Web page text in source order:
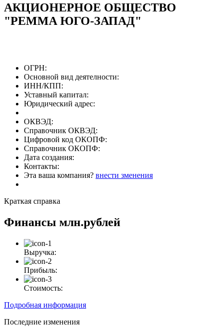
АКЦИОНЕРНОЕ ОБЩЕСТВО
"РЕММА ЮГО-ЗАПАД"
ОГРН:
Основной вид деятелности:
ИНН/КПП:
Уставный капитал:
Юридический адрес:
ОКВЭД:
Справочник ОКВЭД:
Цифровой код ОКОПФ:
Справочник ОКОПФ:
Дата создания:
Контакты:
Эта ваша компания? внести зменения
Краткая справка
Финансы млн.рублей
Выручка:
Прибыль:
Стоимость:
Подробная информация
Последние изменения